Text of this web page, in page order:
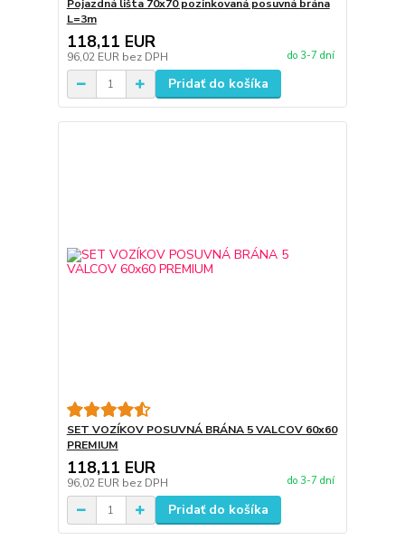
Pojazdná lišta 70x70 pozinkovaná posuvná brána
L=3m
118,11 EUR
96,02 EUR bez DPH do 3-7 dní
Pridať do košíka
SET VOZÍKOV POSUVNÁ BRÁNA 5 VALCOV 60x60
PREMIUM
118,11 EUR
96,02 EUR bez DPH do 3-7 dní
Pridať do košíka